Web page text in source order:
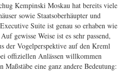
Kempinski Moskau hat bereits viele
sowie Staatsoberhäupter und
Suite ist genau so erhaben wie
gewisse Weise ist es sehr passend,
der Vogelperspektive auf den Kreml
offiziellen Anlässen willkommen
Maßstäbe eine ganz andere Bedeutung: